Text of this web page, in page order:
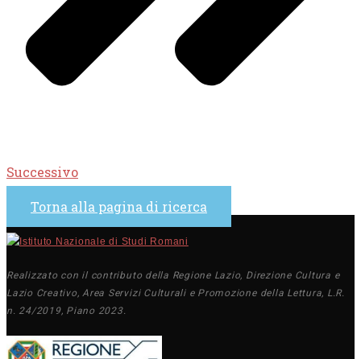
Successivo
Torna alla pagina di ricerca
Realizzato con il contributo della Regione Lazio, Direzione Cultura e
Lazio Creativo, Area Servizi Culturali e Promozione della Lettura, L.R.
n. 24/2019, Piano 2023.